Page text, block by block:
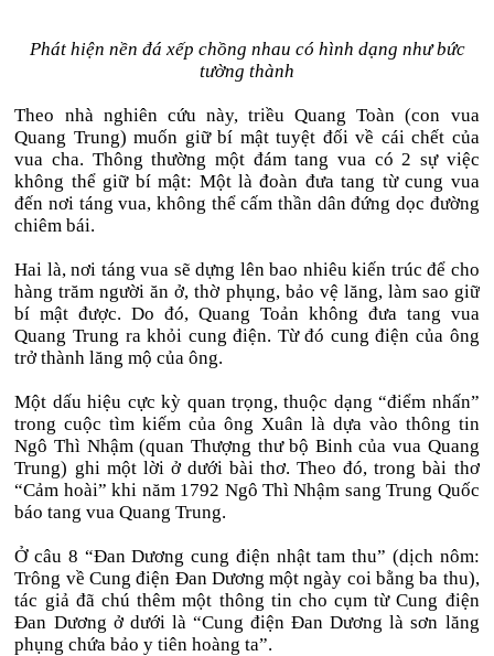
Phát hiện nền đá xếp chồng nhau có hình dạng như bức
tường thành
Theo nhà nghiên cứu này, triều Quang Toàn (con vua
Quang Trung) muốn giữ bí mật tuyệt đối về cái chết của
vua cha. Thông thường một đám tang vua có 2 sự việc
không thể giữ bí mật: Một là đoàn đưa tang từ cung vua
đến nơi táng vua, không thể cấm thần dân đứng dọc đường
chiêm bái.
Hai là, nơi táng vua sẽ dựng lên bao nhiêu kiến trúc để cho
hàng trăm người ăn ở, thờ phụng, bảo vệ lăng, làm sao giữ
bí mật được. Do đó, Quang Toản không đưa tang vua
Quang Trung ra khỏi cung điện. Từ đó cung điện của ông
trở thành lăng mộ của ông.
Một dấu hiệu cực kỳ quan trọng, thuộc dạng “điểm nhấn”
trong cuộc tìm kiếm của ông Xuân là dựa vào thông tin
Ngô Thì Nhậm (quan Thượng thư bộ Binh của vua Quang
Trung) ghi một lời ở dưới bài thơ. Theo đó, trong bài thơ
“Cảm hoài” khi năm 1792 Ngô Thì Nhậm sang Trung Quốc
báo tang vua Quang Trung.
Ở câu 8 “Đan Dương cung điện nhật tam thu” (dịch nôm:
Trông về Cung điện Đan Dương một ngày coi bằng ba thu),
tác giả đã chú thêm một thông tin cho cụm từ Cung điện
Đan Dương ở dưới là “Cung điện Đan Dương là sơn lăng
phụng chứa bảo y tiên hoàng ta”.